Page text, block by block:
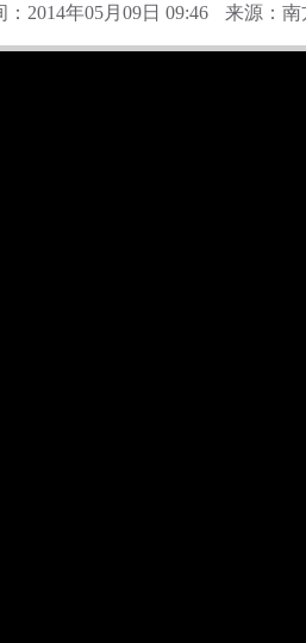
：2014年05月09日 09:46 来源：南